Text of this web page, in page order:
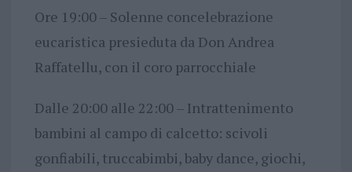
Ore 19:00 – Solenne concelebrazione
eucaristica presieduta da Don Andrea
Raffatellu, con il coro parrocchiale
Dalle 20:00 alle 22:00 – Intrattenimento
bambini al campo di calcetto: scivoli
gonfiabili, truccabimbi, baby dance, giochi,